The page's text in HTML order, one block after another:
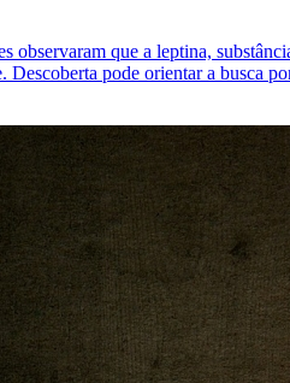
que a leptina,
Descoberta pode orientar a busca